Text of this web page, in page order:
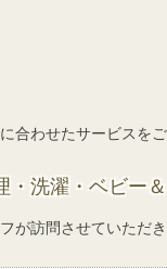
合わせたサービスを
・洗濯・ベビー
が訪問させていただ